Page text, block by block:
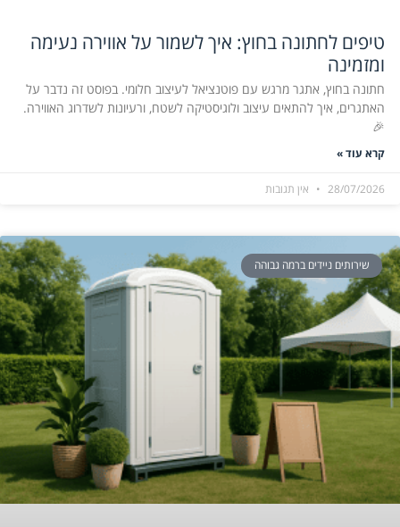
טיפים לחתונה בחוץ: איך לשמור על אווירה נעימה
ומזמינה
חתונה בחוץ, אתגר מרגש עם פוטנציאל לעיצוב חלומי. בפוסט זה נדבר על
האתגרים, איך להתאים עיצוב ולוגיסטיקה לשטח, ורעיונות לשדרוג האווירה.
🎉
קרא עוד »
28/07/2026 אין תגובות
שירותים ניידים ברמה גבוהה